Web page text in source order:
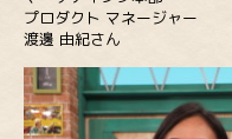
プロダクト マネージャー
渡邊 由紀さん